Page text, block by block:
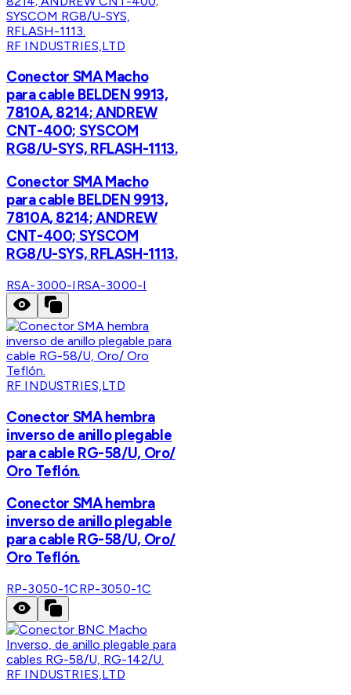
RF INDUSTRIES,LTD
Conector SMA Macho
para cable BELDEN 9913,
7810A, 8214; ANDREW
CNT-400; SYSCOM
RG8/U-SYS, RFLASH-1113.
Conector SMA Macho
para cable BELDEN 9913,
7810A, 8214; ANDREW
CNT-400; SYSCOM
RG8/U-SYS, RFLASH-1113.
RSA-3000-I RSA-3000-I
RF INDUSTRIES,LTD
Conector SMA hembra
inverso de anillo plegable
para cable RG-58/U, Oro/
Oro Teflón.
Conector SMA hembra
inverso de anillo plegable
para cable RG-58/U, Oro/
Oro Teflón.
RP-3050-1CRP-3050-1C
RF INDUSTRIES,LTD